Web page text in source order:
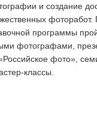
и создание
программы
фотографами,
фото»,
классы.